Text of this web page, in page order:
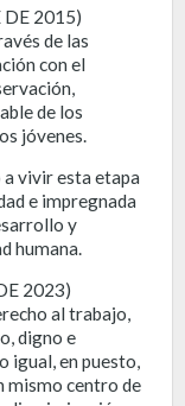
DE 2015)
de las
con el
de los
jóvenes.
vivir esta etapa
e impregnada
y
humana.
2023)
al trabajo,
digno e
igual, en puesto,
mismo centro de